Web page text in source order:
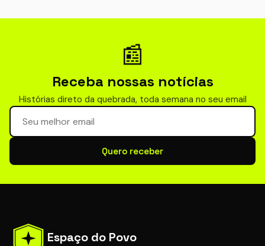
📰
Receba nossas notícias
Histórias direto da quebrada, toda semana no seu email
Seu email para newsletter
Quero receber
Espaço do Povo